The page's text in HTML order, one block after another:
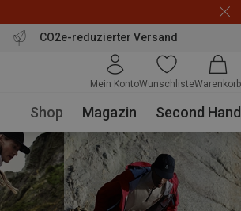
CO2e-reduzierter Versand
Mein KontoWunschlisteWarenkorb
Shop Magazin Second Hand